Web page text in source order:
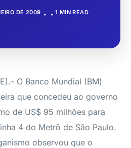
DE 2009 1 MIN READ
O Banco Mundial (BM)
que concedeu ao governo
de US$ 95 milhões para
4 do Metrô de São Paulo.
observou que o